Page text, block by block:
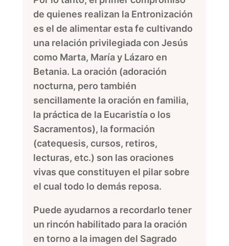
de quienes realizan la Entronización
es el de alimentar esta fe cultivando
una relación privilegiada con Jesús
como Marta, María y Lázaro en
Betania. La oración (adoración
nocturna, pero también
sencillamente la oración en familia,
la práctica de la Eucaristía o los
Sacramentos), la formación
(catequesis, cursos, retiros,
lecturas, etc.) son las oraciones
vivas que constituyen el pilar sobre
el cual todo lo demás reposa.
Puede ayudarnos a recordarlo tener
un rincón habilitado para la oración
en torno a la imagen del Sagrado